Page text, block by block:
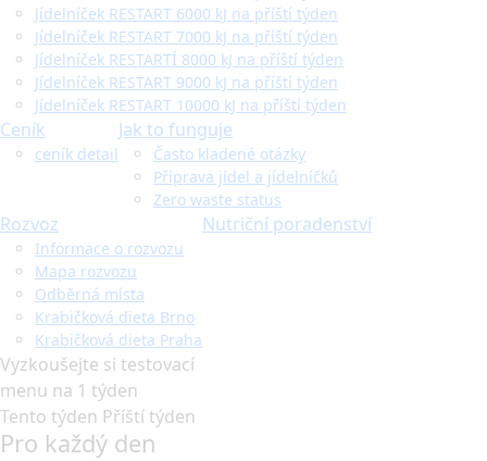
Jídelníček RESTART 6000 kJ na příští týden
Jídelníček RESTART 7000 kJ na příští týden
Jídelníček RESTARTÍ 8000 kJ na příští týden
Jídelníček RESTART 9000 kJ na příští týden
Jídelníček RESTART 10000 kJ na příští týden
Ceník
ceník detail
Jak to funguje
Často kladené otázky
Příprava jídel a jídelníčků
Zero waste status
Rozvoz
Informace o rozvozu
Mapa rozvozu
Odběrná místa
Krabičková dieta Brno
Krabičková dieta Praha
Nutriční poradenství
Vyzkoušejte si testovací
menu na 1 týden
Tento týden Příští týden
Pro každý den